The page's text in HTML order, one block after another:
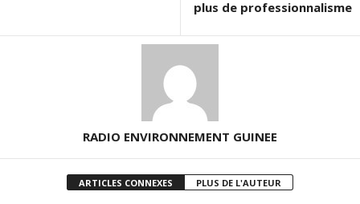
plus de professionnalisme
RADIO ENVIRONNEMENT GUINEE
ARTICLES CONNEXES PLUS DE L'AUTEUR